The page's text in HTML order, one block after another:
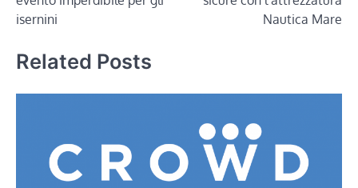
isernini
Nautica Mare
Related Posts